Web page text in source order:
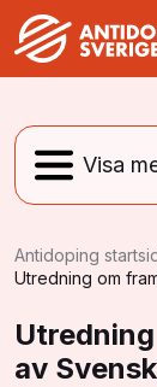
Antidoping
Utredning om
av